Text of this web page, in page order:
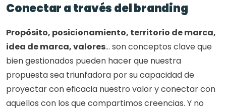
Conectar a través del branding
Propósito, posicionamiento, territorio de marca,
idea de marca, valores… son conceptos clave que
bien gestionados pueden hacer que nuestra
propuesta sea triunfadora por su capacidad de
proyectar con eficacia nuestro valor y conectar con
aquellos con los que compartimos creencias. Y no